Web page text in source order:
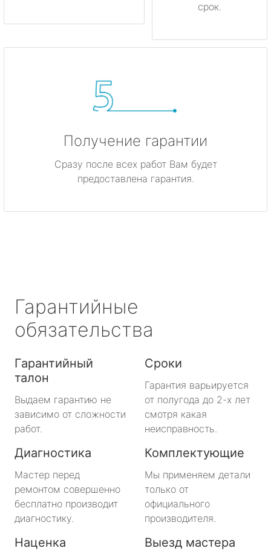
срок.
Получение гарантии
Сразу после всех работ Вам будет
предоставлена гарантия.
Гарантийные
обязательства
Гарантийный
талон
Выдаем гарантию не
зависимо от сложности
работ.
Сроки
Гарантия варьируется
от полугода до 2-х лет
смотря какая
неисправность.
Диагностика
Мастер перед
ремонтом совершенно
бесплатно производит
диагностику.
Комплектующие
Мы применяем детали
только от
официального
производителя.
Наценка Выезд мастера